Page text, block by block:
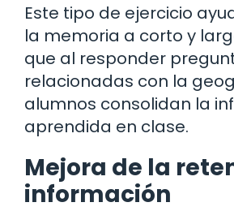
Este tipo de ejercicio
la memoria a corto y
que al responder
relacionadas con la
alumnos consolidan la
aprendida en clase.
Mejora de la
información